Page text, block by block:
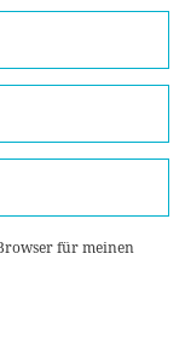
für meinen